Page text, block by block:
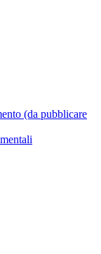
(da pubblicare